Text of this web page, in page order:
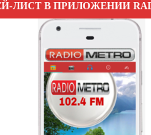
ЛИСТ В ПРИЛОЖЕНИИ